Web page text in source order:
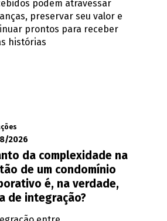
podem atravessar
preservar seu valor e
prontos para receber
histórias
2026
da complexidade na
de um condomínio
é, na verdade,
de integração?